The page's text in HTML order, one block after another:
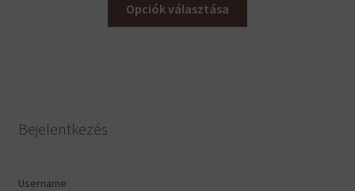
Opciók választása
Bejelentkezés
Username